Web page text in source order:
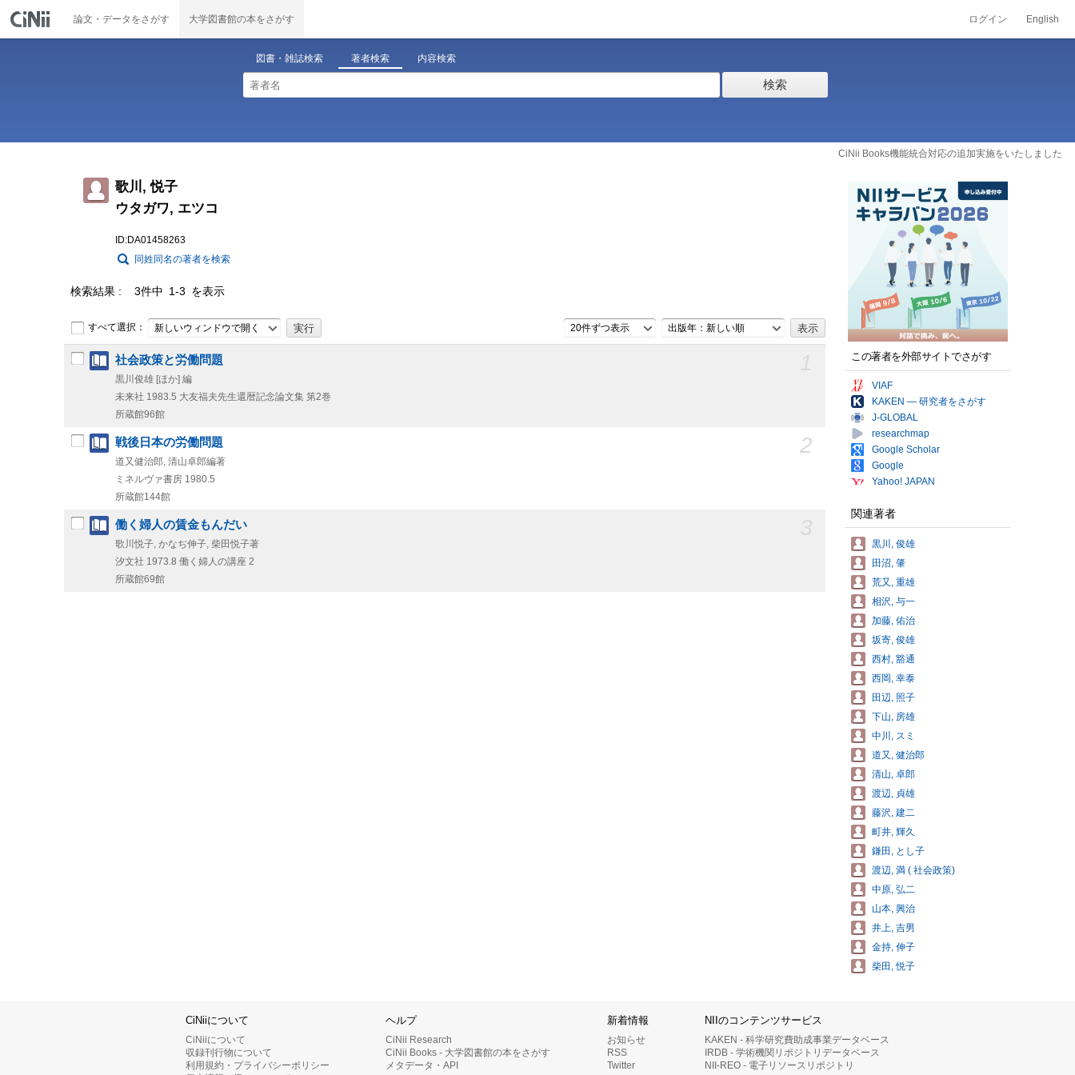
論文・データをさがす 大学図書館の本をさがす ログイン English
図書・雑誌検索 著者検索 内容検索
検索
CiNii Books機能統合対応の追加実施をいたしました
歌川, 悦子
ウタガワ, エツコ
ID:DA01458263
同姓同名の著者を検索
検索結果 3件中 1-3 を表示
すべて選択： 新しいウィンドウで開く 20件ずつ表示 出版年：新しい順
社会政策と労働問題
黒川俊雄 [ほか] 編
未来社 1983.5 大友福夫先生還暦記念論文集 第2巻
所蔵館96館
2
戦後日本の労働問題
道又健治郎, 清山卓郎編著
ミネルヴァ書房 1980.5
所蔵館144館
働く婦人の賃金もんだい
歌川悦子, かなぢ伸子, 柴田悦子著
汐文社 1973.8 働く婦人の講座 2
所蔵館69館
この著者を外部サイトでさがす
VIAF
KAKEN — 研究者をさがす
J-GLOBAL
researchmap
Google Scholar
Google
Yahoo! JAPAN
関連著者
黒川, 俊雄
田沼, 肇
荒又, 重雄
相沢, 与一
加藤, 佑治
坂寄, 俊雄
西村, 豁通
西岡, 幸泰
田辺, 照子
下山, 房雄
中川, スミ
道又, 健治郎
清山, 卓郎
渡辺, 貞雄
藤沢, 建二
町井, 輝久
鎌田, とし子
渡辺, 満 ( 社会政策)
中原, 弘二
山本, 興治
井上, 吉男
金持, 伸子
柴田, 悦子
CiNiiについて
CiNiiについて
収録刊行物について
利用規約・プライバシーポリシー
ヘルプ
CiNii Research
CiNii Books - 大学図書館の本をさがす
メタデータ・API
新着情報
お知らせ
RSS
Twitter
NIIのコンテンツサービス
KAKEN - 科学研究費助成事業データベース
IRDB - 学術機関リポジトリデータベース
NII-REO - 電子リソースリポジトリ